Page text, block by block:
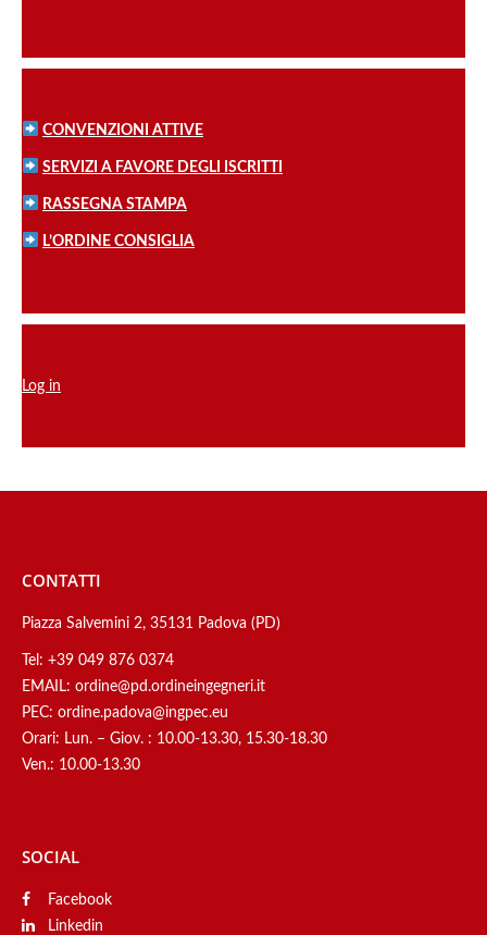
CONVENZIONI ATTIVE
SERVIZI A FAVORE DEGLI ISCRITTI
RASSEGNA STAMPA
L’ORDINE CONSIGLIA
Log in
CONTATTI
Piazza Salvemini 2, 35131 Padova (PD)
Tel: +39 049 876 0374
EMAIL: ordine@pd.ordineingegneri.it
PEC: ordine.padova@ingpec.eu
Orari: Lun. – Giov. : 10.00-13.30, 15.30-18.30
Ven.: 10.00-13.30
SOCIAL
Facebook
Linkedin